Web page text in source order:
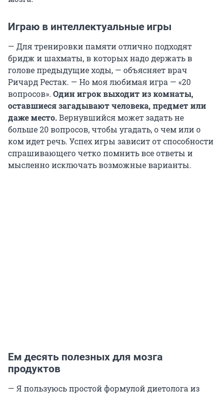
Играю в интеллектуальные игры
— Для тренировки памяти отлично подходят
бридж и шахматы, в которых надо держать в
голове предыдущие ходы, — объясняет врач
Ричард Рестак. — Но моя любимая игра — «20
вопросов». Один игрок выходит из комнаты,
оставшиеся загадывают человека, предмет или
даже место.Вернувшийся может задать не
больше 20 вопросов, чтобы угадать, о чем или о
ком идет речь. Успех игры зависит от способности
спрашивающего четко помнить все ответы и
мысленно исключать возможные варианты.
Ем десять полезных для мозга
продуктов
— Я пользуюсь простой формулой диетолога из